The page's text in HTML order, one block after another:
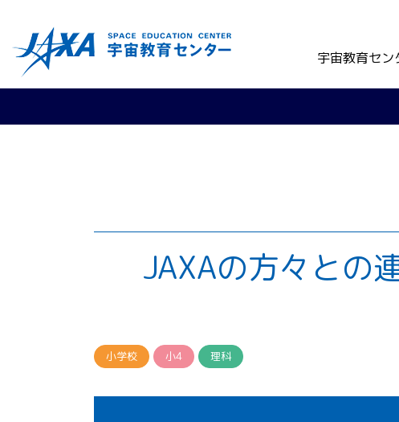
宇宙教育セン
JAXAの方々との
小学校 小4 理科